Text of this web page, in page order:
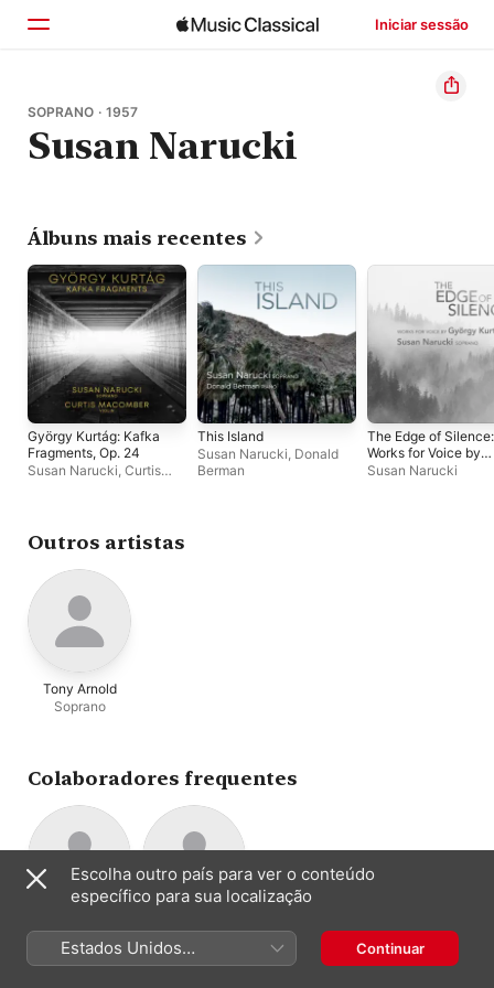
Iniciar sessão
Início
Explorar
SOPRANO · 1957
Susan Narucki
Álbuns mais recentes
György Kurtág: Kafka
Fragments, Op. 24
Susan Narucki, Curtis
This Island
Susan Narucki, Donald
Berman
The Edge of Silence:
Works for Voice by
György Kurtág
Susan Narucki
Outros artistas
Tony Arnold
Soprano
Colaboradores frequentes
Piano
Piano
Escolha outro país para ver o conteúdo
específico para sua localização
Estados Unidos
(Português Brasil)
Continuar